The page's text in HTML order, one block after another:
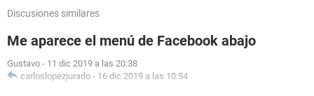
Discusiones similares
Me aparece el menú de Facebook abajo
Gustavo - 11 dic 2019 a las 20:38
carloslopezjurado - 16 dic 2019 a las 10:54